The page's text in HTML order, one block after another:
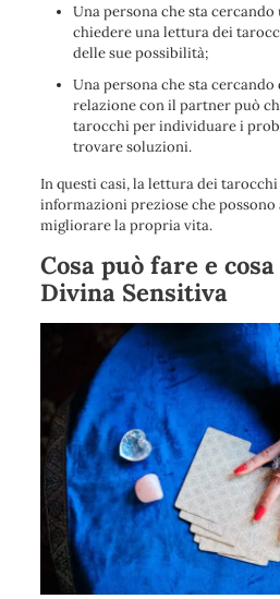
Una persona che sta
chiedere una lettura dei
delle sue possibilità;
Una persona che sta
relazione con il partner può
tarocchi per individuare i
trovare soluzioni.
In questi casi, la lettura dei
informazioni preziose che possono
migliorare la propria vita.
Cosa può fare e
Divina Sensitiva